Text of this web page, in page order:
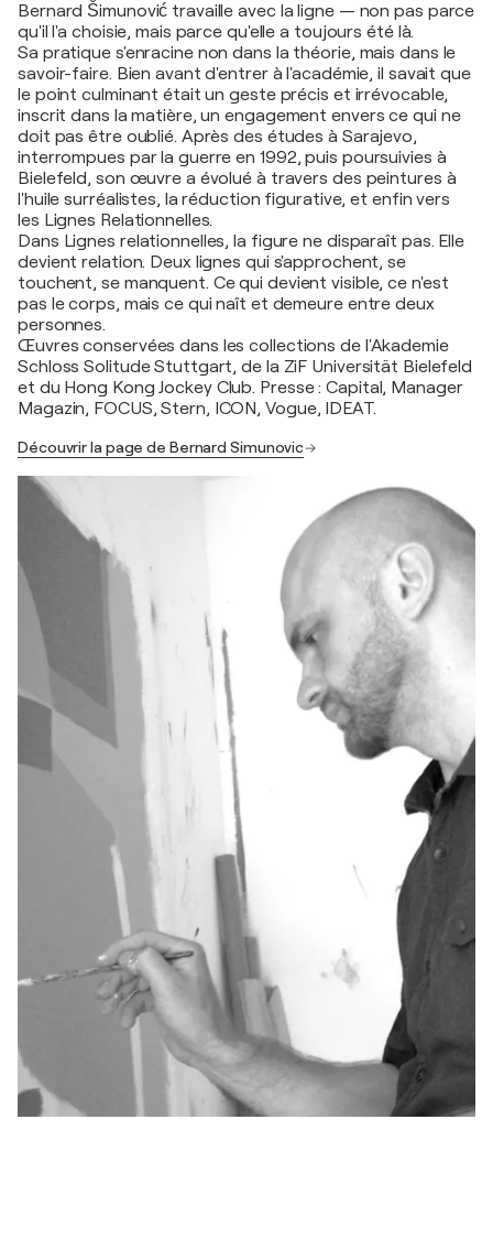
Bernard Šimunović travaille avec la ligne — non pas parce
qu'il l'a choisie, mais parce qu'elle a toujours été là.
Sa pratique s'enracine non dans la théorie, mais dans le
savoir-faire. Bien avant d'entrer à l'académie, il savait que
le point culminant était un geste précis et irrévocable,
inscrit dans la matière, un engagement envers ce qui ne
doit pas être oublié. Après des études à Sarajevo,
interrompues par la guerre en 1992, puis poursuivies à
Bielefeld, son œuvre a évolué à travers des peintures à
l'huile surréalistes, la réduction figurative, et enfin vers
les Lignes Relationnelles.
Dans Lignes relationnelles, la figure ne disparaît pas. Elle
devient relation. Deux lignes qui s'approchent, se
touchent, se manquent. Ce qui devient visible, ce n'est
pas le corps, mais ce qui naît et demeure entre deux
personnes.
Œuvres conservées dans les collections de l'Akademie
Schloss Solitude Stuttgart, de la ZiF Universität Bielefeld
et du Hong Kong Jockey Club. Presse : Capital, Manager
Magazin, FOCUS, Stern, ICON, Vogue, IDEAT.
Découvrir la page de Bernard Simunovic